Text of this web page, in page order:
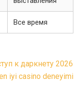
Все время
к даркнету 2026
iyi casino deneyimi